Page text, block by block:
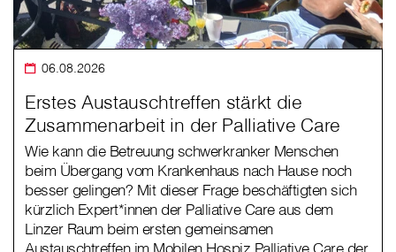
06.08.2026
Erstes Austauschtreffen stärkt die
Zusammenarbeit in der Palliative Care
Wie kann die Betreuung schwerkranker Menschen
beim Übergang vom Krankenhaus nach Hause noch
besser gelingen? Mit dieser Frage beschäftigten sich
kürzlich Expert*innen der Palliative Care aus dem
Linzer Raum beim ersten gemeinsamen
Austauschtreffen im Mobilen Hospiz Palliative Care der